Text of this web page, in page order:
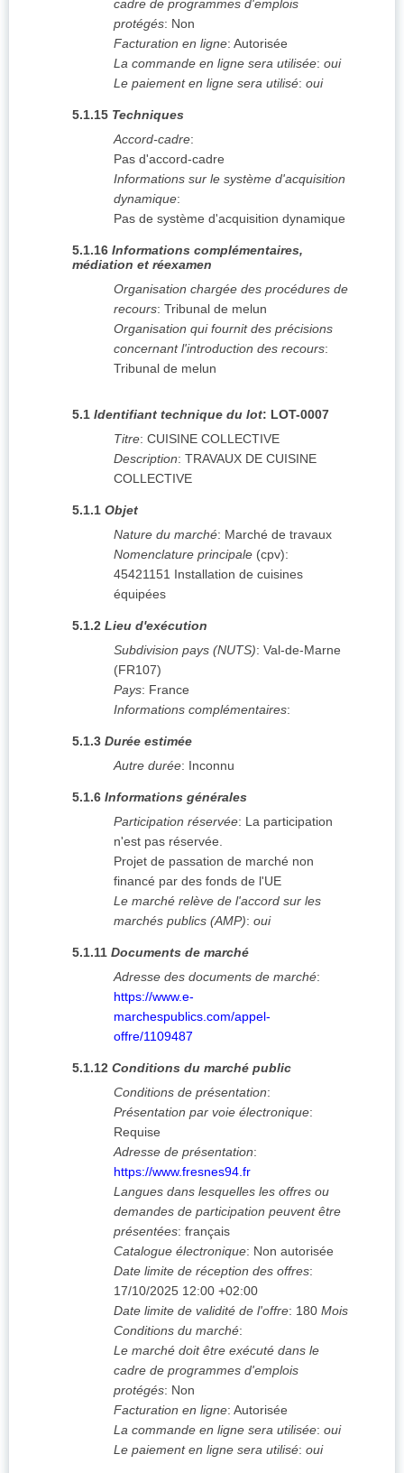
cadre de programmes d'emplois
protégés: Non
Facturation en ligne: Autorisée
La commande en ligne sera utilisée: oui
Le paiement en ligne sera utilisé: oui
5.1.15 Techniques
Accord-cadre:
Pas d'accord-cadre
Informations sur le système d'acquisition
dynamique:
Pas de système d'acquisition dynamique
5.1.16 Informations complémentaires,
médiation et réexamen
Organisation chargée des procédures de
recours: Tribunal de melun
Organisation qui fournit des précisions
concernant l'introduction des recours:
Tribunal de melun
5.1 Identifiant technique du lot: LOT-0007
Titre: CUISINE COLLECTIVE
Description: TRAVAUX DE CUISINE
COLLECTIVE
5.1.1 Objet
Nature du marché: Marché de travaux
Nomenclature principale (cpv):
45421151 Installation de cuisines
équipées
5.1.2 Lieu d'exécution
Subdivision pays (NUTS): Val-de-Marne
(FR107)
Pays: France
Informations complémentaires:
5.1.3 Durée estimée
Autre durée: Inconnu
5.1.6 Informations générales
Participation réservée: La participation
n'est pas réservée.
Projet de passation de marché non
financé par des fonds de l'UE
Le marché relève de l'accord sur les
marchés publics (AMP): oui
5.1.11 Documents de marché
Adresse des documents de marché:
https://www.e-
marchespublics.com/appel-
offre/1109487
5.1.12 Conditions du marché public
Conditions de présentation:
Présentation par voie électronique:
Requise
Adresse de présentation:
https://www.fresnes94.fr
Langues dans lesquelles les offres ou
demandes de participation peuvent être
présentées: français
Catalogue électronique: Non autorisée
Date limite de réception des offres:
17/10/2025 12:00 +02:00
Date limite de validité de l'offre: 180 Mois
Conditions du marché:
Le marché doit être exécuté dans le
cadre de programmes d'emplois
protégés: Non
Facturation en ligne: Autorisée
La commande en ligne sera utilisée: oui
Le paiement en ligne sera utilisé: oui